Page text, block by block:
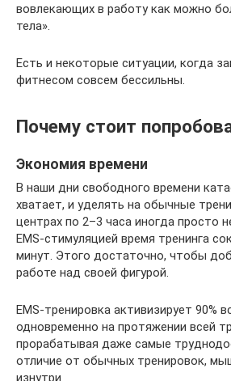
вовлекающих в работу как можно
тела».
Есть и некоторые ситуации, когда
фитнесом совсем бессильны.
Почему стоит
Экономия времени
В наши дни свободного времени
хватает, и уделять на обычные
центрах по 2–3 часа иногда просто
EMS-стимуляцией время тренинга
минут. Этого достаточно, чтобы
работе над своей фигурой.
EMS-тренировка активизирует 90%
одновременно на протяжении всей
прорабатывая даже самые
отличие от обычных тренировок,
изнутри.